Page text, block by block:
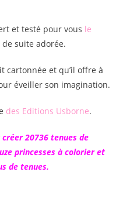
et testé pour vous le
de suite adorée.
cartonnée et qu’il offre à
éveiller son imagination.
des Editions Usborne.
20736 tenues de
princesses à colorier et
de tenues.